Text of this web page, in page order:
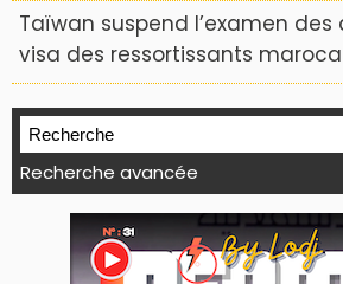
Taïwan suspend l’examen
visa des ressortissants
Recherche avancée